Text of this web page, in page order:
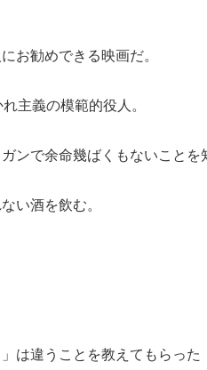
お勧めできる映画だ。
主義の模範的役人。
ンで余命幾ばくもないことを
い酒を飲む。
は違うことを教えてもらった